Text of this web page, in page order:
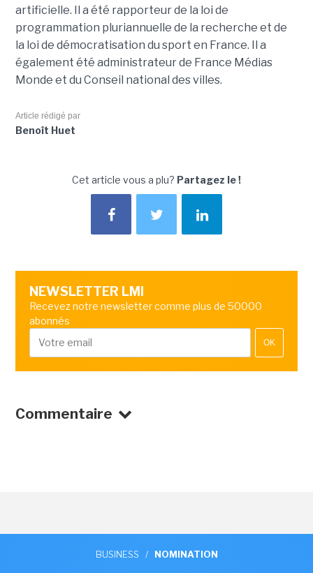
artificielle. Il a été rapporteur de la loi de
programmation pluriannuelle de la recherche et de
la loi de démocratisation du sport en France. Il a
également été administrateur de France Médias
Monde et du Conseil national des villes.
Article rédigé par
Benoît Huet
Cet article vous a plu? Partagez le !
NEWSLETTER LMI
Recevez notre newsletter comme plus de 50000
abonnés
OK
Commentaire
BUSINESS / NOMINATION